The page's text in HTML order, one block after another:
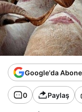
Google'da
0 Paylaş